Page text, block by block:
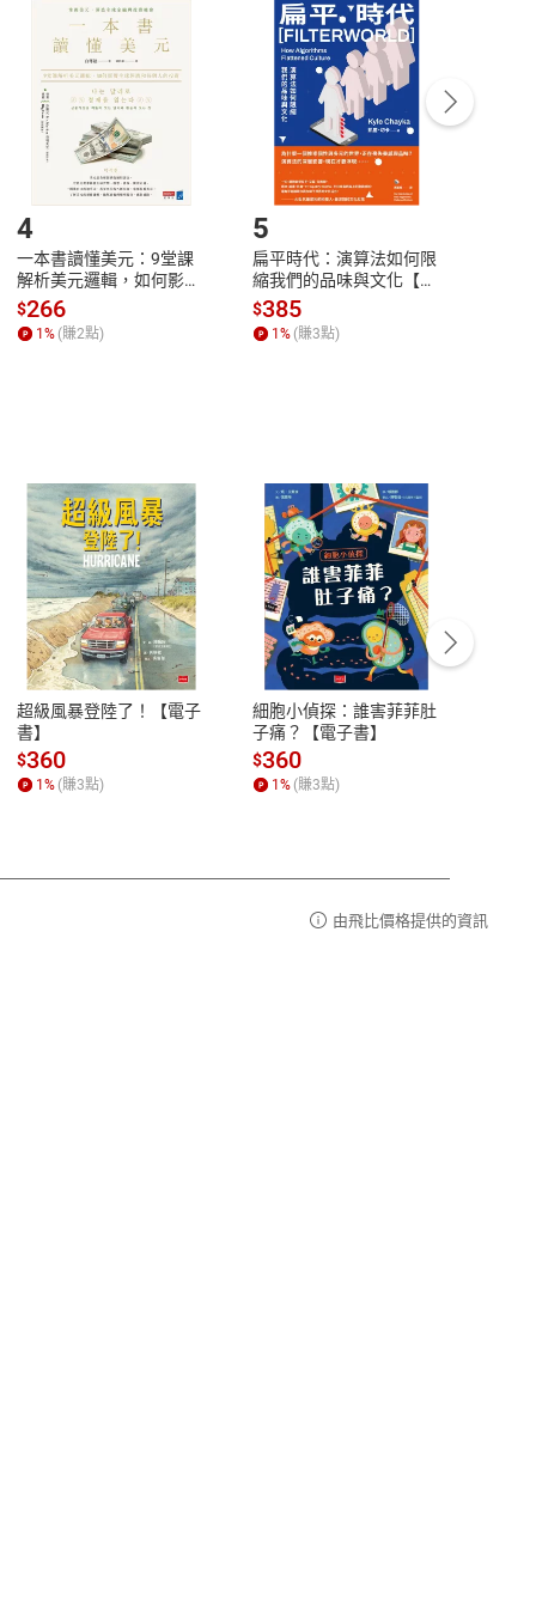
點選「瀏覽訂單明細」 「申請取消訂單/退
貨。
付款方式
Payment
完成訂單
Complete
號，下載書籍後看書
期
解
性
參
客服資訊
服務時間：週一到週五 10:00-12:00、
13:00-17:00 (國定假日及例假日休息)
客服電話：0080-1857077
4
一本書讀懂美元：9堂課
解析美元邏輯，如何影響
全球經濟和每個人的投資
【電子書】
$266
1% (賺2點)
5
扁平時代：演算法如何限
縮我們的品味與文化【電
子書】
$385
1% (賺3點)
超級風暴登陸了！【電子
書】
$360
1% (賺3點)
細胞小偵探：誰害菲菲肚
子痛？【電子書】
$360
1% (賺3點)
由飛比價格提供的資訊